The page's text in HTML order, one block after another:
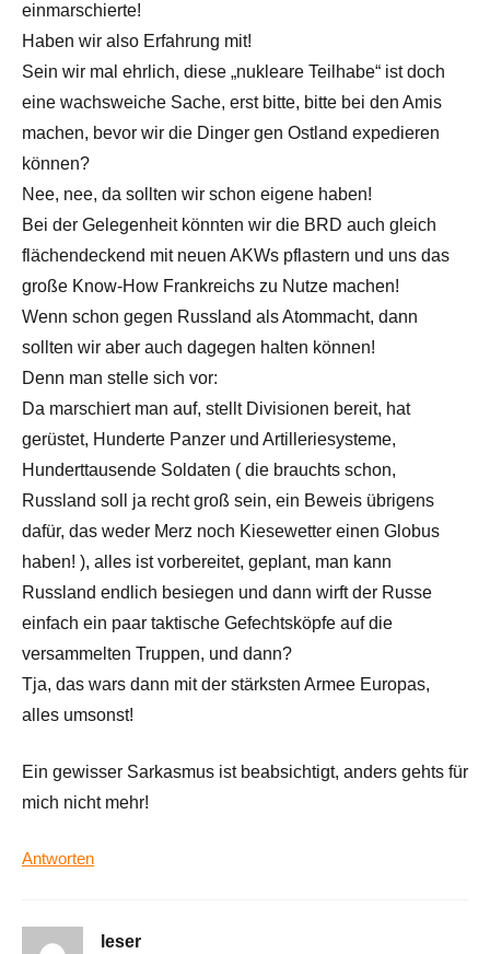
einmarschierte!
Haben wir also Erfahrung mit!
Sein wir mal ehrlich, diese „nukleare Teilhabe“ ist doch
eine wachsweiche Sache, erst bitte, bitte bei den Amis
machen, bevor wir die Dinger gen Ostland expedieren
können?
Nee, nee, da sollten wir schon eigene haben!
Bei der Gelegenheit könnten wir die BRD auch gleich
flächendeckend mit neuen AKWs pflastern und uns das
große Know-How Frankreichs zu Nutze machen!
Wenn schon gegen Russland als Atommacht, dann
sollten wir aber auch dagegen halten können!
Denn man stelle sich vor:
Da marschiert man auf, stellt Divisionen bereit, hat
gerüstet, Hunderte Panzer und Artilleriesysteme,
Hunderttausende Soldaten ( die brauchts schon,
Russland soll ja recht groß sein, ein Beweis übrigens
dafür, das weder Merz noch Kiesewetter einen Globus
haben! ), alles ist vorbereitet, geplant, man kann
Russland endlich besiegen und dann wirft der Russe
einfach ein paar taktische Gefechtsköpfe auf die
versammelten Truppen, und dann?
Tja, das wars dann mit der stärksten Armee Europas,
alles umsonst!
Ein gewisser Sarkasmus ist beabsichtigt, anders gehts für
mich nicht mehr!
Antworten
leser